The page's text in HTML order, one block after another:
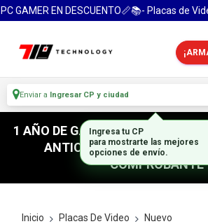
GAMER EN DESCUENTO📏📚- Placas de
Enviar a Ingresar CP y ciudad
1 AÑO DE GARANTIA! / PARA
ANTICIPACION / NO
COMPROBANTE
Inicio Placas De Video Nuevo
Ingresa tu CP
para mostrarte las mejores
opciones de envío.